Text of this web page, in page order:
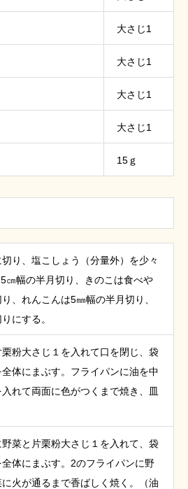
大さじ1
大さじ1
大さじ1
大さじ1
15ｇ
り、塩こしょう（分量外）を少々
㎝幅の半月切り、きのこは食べや
、れんこんは5㎜幅の半月切り、
にする。
粉大さじ１を入れて口を閉じ、袋
体にまぶす。フライパンに油を中
れて両面に色がつくまで焼き、皿
菜と片栗粉大さじ１を入れて、袋
体にまぶす。2のフライパンに野
火が通るまで香ばしく焼く。（油